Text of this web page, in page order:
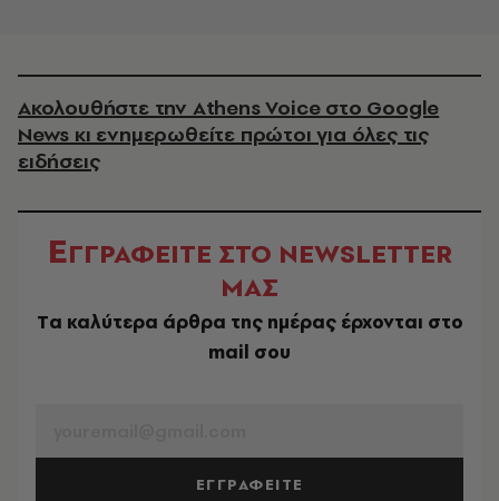
Ακολουθήστε την Athens Voice στο Google
News κι ενημερωθείτε πρώτοι για όλες τις
ειδήσεις
ΕΓΓΡΑΦΕΙΤΕ ΣΤΟ NEWSLETTER
ΜΑΣ
Tα καλύτερα άρθρα της ημέρας έρχονται στο
mail σου
ΕΓΓΡΑΦΕΙΤΕ